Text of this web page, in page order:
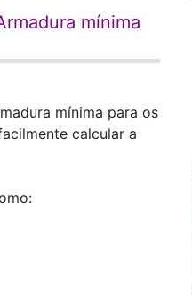
mínima
mínima para os
calcular a